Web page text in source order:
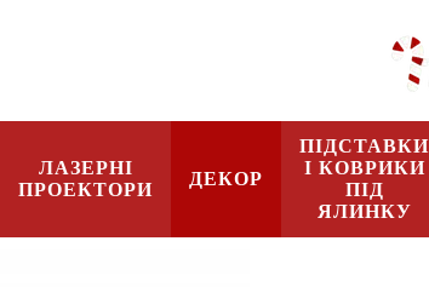
ЛАЗЕРНІ
ПРОЕКТОРИ
ДЕКОР
ПІДСТАВКИ
І КОВРИКИ
ПІД
ЯЛИНКУ